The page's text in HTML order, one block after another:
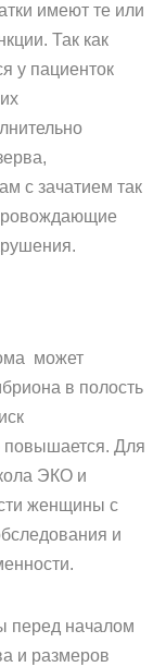
имеют те или
Так как
у пациенток
с зачатием так
может
в полость
повышается. Для
ЭКО и
женщины с
и
перед началом
и размеров